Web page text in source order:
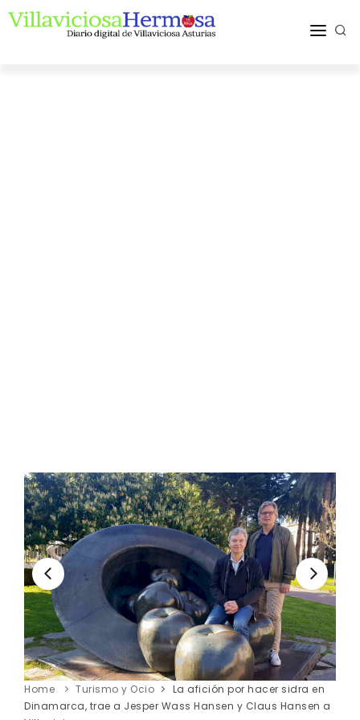
Home Turismo y Ocio
La afición por hacer sidra en
Dinamarca, trae a Jesper Wass Hansen y Claus Hansen a